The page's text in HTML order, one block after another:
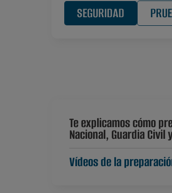
SEGURIDAD
Te explicamos cómo
Nacional, Guardia Civil
Vídeos de la